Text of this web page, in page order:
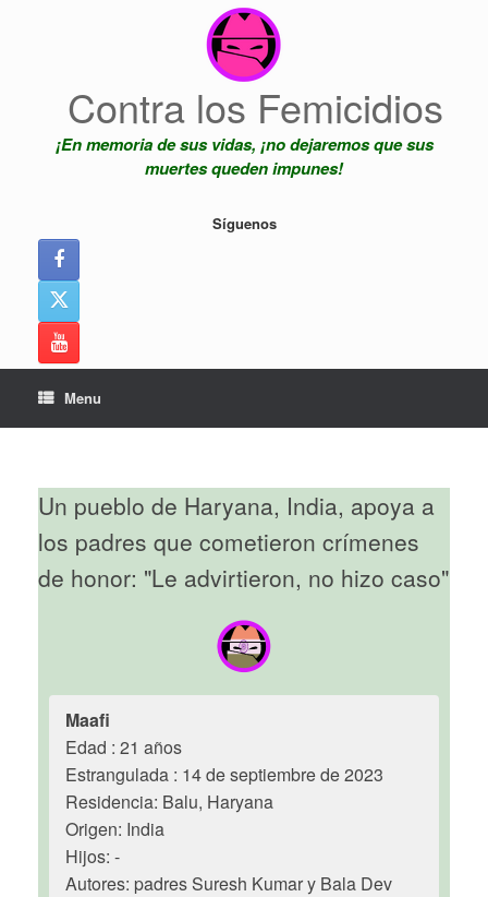
Contra los Femicidios
¡En memoria de sus vidas, ¡no dejaremos que sus
muertes queden impunes!
Síguenos
Menu
Un pueblo de Haryana, India, apoya a
los padres que cometieron crímenes
de honor: "Le advirtieron, no hizo caso"
Maafi
Edad : 21 años
Estrangulada : 14 de septiembre de 2023
Residencia: Balu, Haryana
Origen: India
Hijos: -
Autores: padres Suresh Kumar y Bala Dev